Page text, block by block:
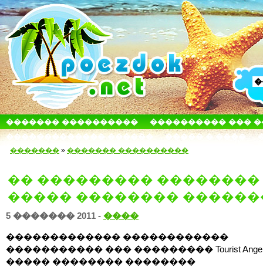
������� ����������
���������� ���
������������� ������
����� � ����
������� » ������� ����������
�� ��������� ��������
����� ��������
5 ������� 2011 - ����
������������� ������������
����������� ��� ��������� Tourist
����� �������� ��������